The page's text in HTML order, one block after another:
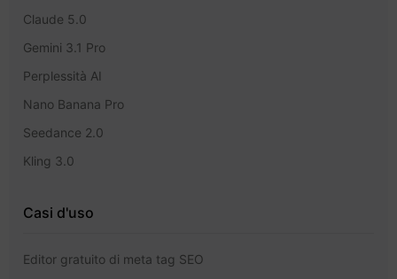
Claude 5.0
Gemini 3.1 Pro
Perplessità AI
Nano Banana Pro
Seedance 2.0
Kling 3.0
Casi d'uso
Editor gratuito di meta tag SEO